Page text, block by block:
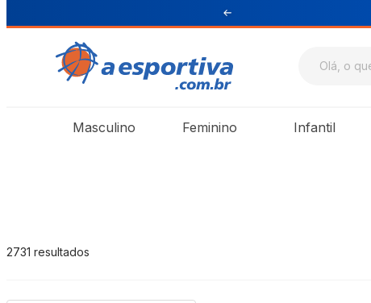
Masculino Feminino Infantil
2731 resultados